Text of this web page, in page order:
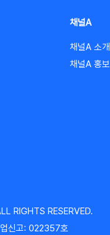
채널A
채널A 소개
채널A 홍보
RIGHTS RESERVED.
신고: 022357호